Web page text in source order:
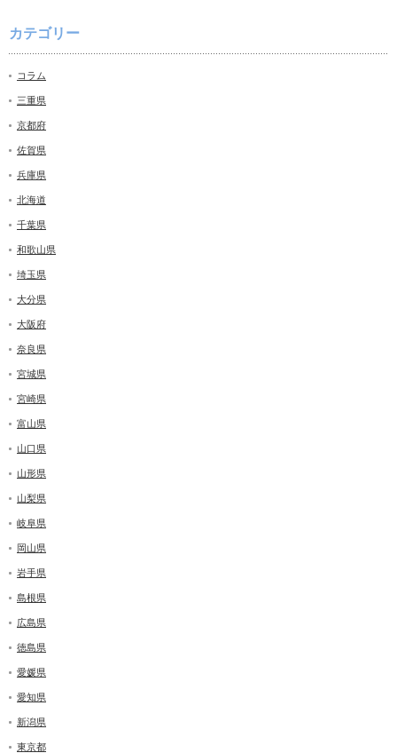
カテゴリー
コラム
三重県
京都府
佐賀県
兵庫県
北海道
千葉県
和歌山県
埼玉県
大分県
大阪府
奈良県
宮城県
宮崎県
富山県
山口県
山形県
山梨県
岐阜県
岡山県
岩手県
島根県
広島県
徳島県
愛媛県
愛知県
新潟県
東京都